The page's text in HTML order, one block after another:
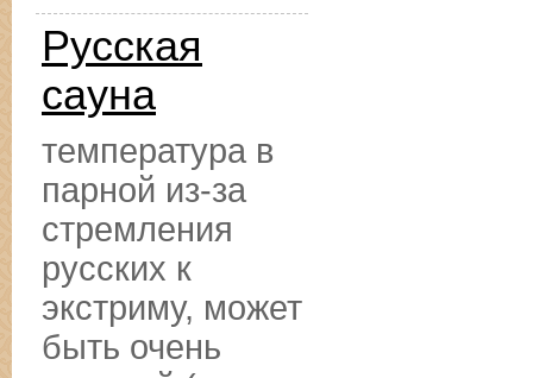
Русская
сауна
температура в
парной из-за
стремления
русских к
экстриму, может
быть очень